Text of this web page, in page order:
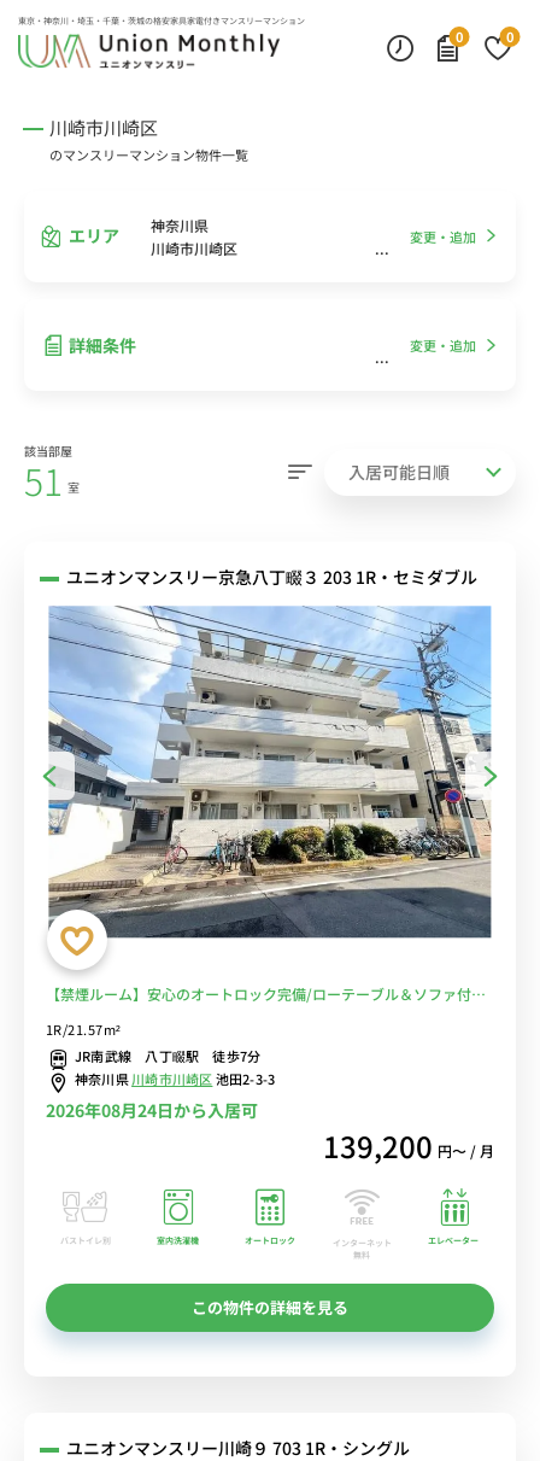
東京・神奈川・埼玉・千葉・茨城の格安家具家電付きマンスリーマンション
0
0
川崎市川崎区
のマンスリーマンション物件一覧
エリア
神奈川県
川崎市川崎区
変更・追加
詳細条件 変更・追加
該当部屋
51 室
ユニオンマンスリー京急八丁畷３ 203 1R・セミダブル
【禁煙ルーム】安心のオートロック完備/ローテーブル＆ソファ付き
レンタル中！
1R/21.57m²
JR南武線 八丁畷駅 徒歩7分
神奈川県川崎市川崎区池田2-3-3
2026年08月24日から入居可
139,200 円〜 / 月
バストイレ別 室内洗濯機 オートロック
インターネット
無料
エレベーター
この物件の詳細を見る
ユニオンマンスリー川崎９ 703 1R・シングル